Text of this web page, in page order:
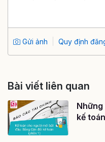
Gửi ảnh Quy định
Bài viết liên quan
Những
kế toán